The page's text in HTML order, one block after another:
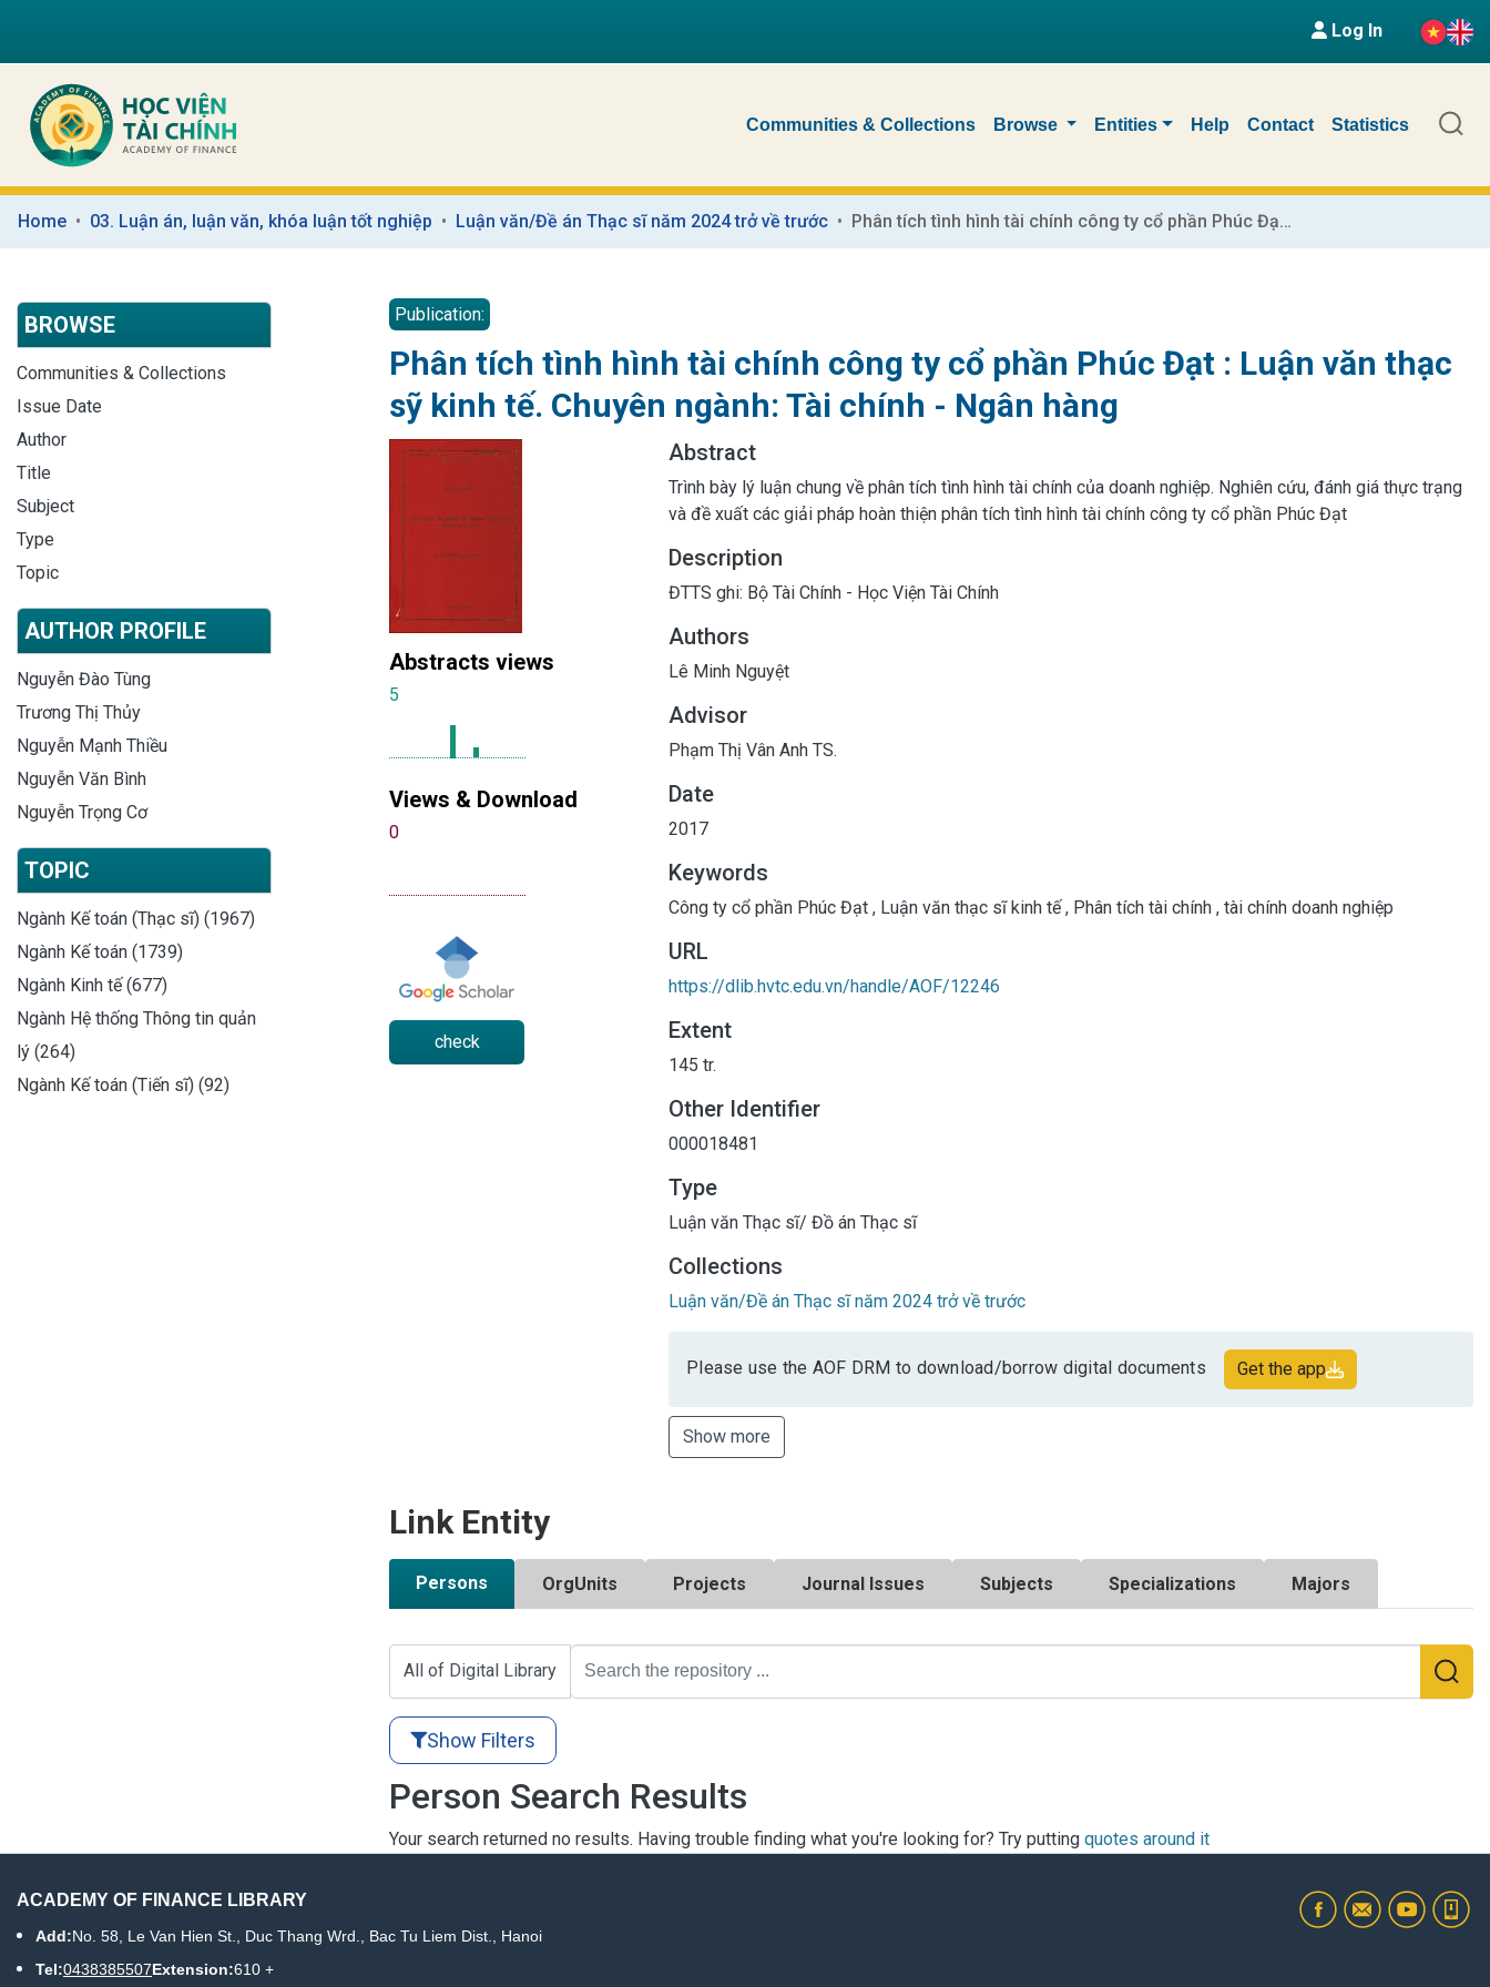
Log In
Communities & Collections Browse Entities Help Contact Statistics
Home 03. Luận án, luận văn, khóa luận tốt nghiệp Luận văn/Đề án Thạc sĩ năm 2024 trở về trước Phân tích tình hình tài chính công ty cổ phần Phúc Đạt : Luận văn thạc sỹ kinh tế. Chuyên ngành: Tài chính - Ngân hàng
BROWSE
Communities & Collections
Issue Date
Author
Title
Subject
Type
Topic
AUTHOR PROFILE
Nguyễn Đào Tùng
Trương Thị Thủy
Nguyễn Mạnh Thiều
Nguyễn Văn Bình
Nguyễn Trọng Cơ
TOPIC
Ngành Kế toán (Thạc sĩ) (1967)
Ngành Kế toán (1739)
Ngành Kinh tế (677)
Ngành Hệ thống Thông tin quản
lý (264)
Ngành Kế toán (Tiến sĩ) (92)
Publication:
Phân tích tình hình tài chính công ty cổ phần Phúc Đạt : Luận văn thạc
sỹ kinh tế. Chuyên ngành: Tài chính - Ngân hàng
Abstracts views
5
Views & Download
0
check
Abstract
Trình bày lý luận chung về phân tích tình hình tài chính của doanh nghiệp. Nghiên cứu, đánh giá thực trạng
và đề xuất các giải pháp hoàn thiện phân tích tình hình tài chính công ty cổ phần Phúc Đạt
Description
ĐTTS ghi: Bộ Tài Chính - Học Viện Tài Chính
Authors
Lê Minh Nguyệt
Advisor
Phạm Thị Vân Anh TS.
Date
2017
Keywords
Công ty cổ phần Phúc Đạt , Luận văn thạc sĩ kinh tế, Phân tích tài chính , tài chính doanh nghiệp
URL
https://dlib.hvtc.edu.vn/handle/AOF/12246
Extent
145 tr.
Other Identifier
000018481
Type
Luận văn Thạc sĩ/ Đồ án Thạc sĩ
Collections
Luận văn/Đề án Thạc sĩ năm 2024 trở về trước
Please use the AOF DRM to download/borrow digital documents Get the app
Show more
Link Entity
Persons OrgUnits Projects Journal Issues Subjects Specializations Majors
All of Digital Library
Show Filters
Person Search Results
Your search returned no results. Having trouble finding what you're looking for? Try putting quotes around it
ACADEMY OF FINANCE LIBRARY
Add:No. 58, Le Van Hien St., Duc Thang Wrd., Bac Tu Liem Dist., Hanoi
Tel:0438385507Extension:610 +